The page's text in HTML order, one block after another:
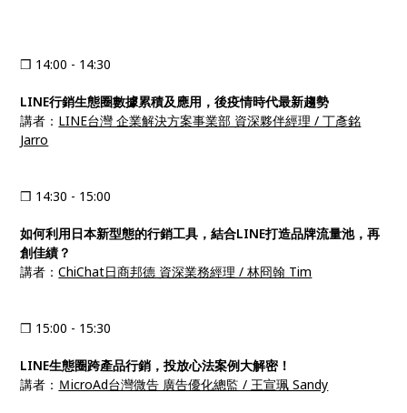
❒ 14:00 - 14:30
LINE行銷生態圈數據累積及應用，後疫情時代最新趨勢
講者： LINE台灣 企業解決方案事業部 資深夥伴經理 / 丁彥銘
Jarro
❒ 14:30 - 15:00
如何利用日本新型態的行銷工具，結合LINE打造品牌流量池，再
創佳績？
講者：ChiChat日商邦德 資深業務經理 / 林冏翰 Tim
❒ 15:00 - 15:30
LINE生態圈跨產品行銷，投放心法案例大解密！
講者： ＭicroAd台灣微告 廣告優化總監 / 王宣珮 Sandy